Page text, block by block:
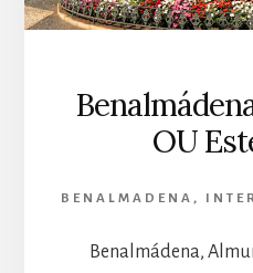
OU
BENALMADENA ,
Benalmádena,